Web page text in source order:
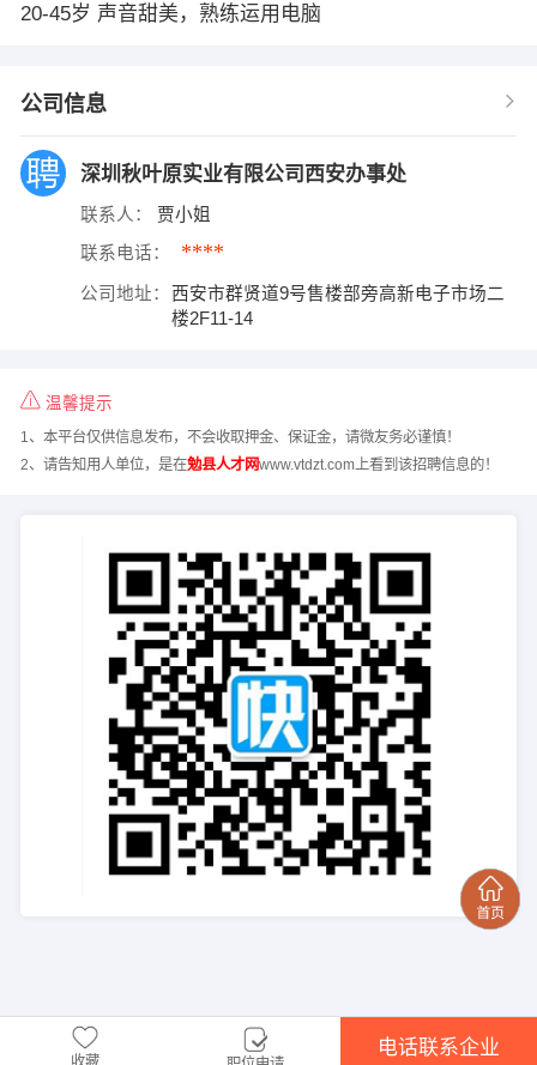
20-45岁 声音甜美，熟练运用电脑
公司信息
深圳秋叶原实业有限公司西安办事处
联系人： 贾小姐
联系电话： ****
公司地址：
西安市群贤道9号售楼部旁高新电子市场二
楼2F11-14
温馨提示
1、本平台仅供信息发布，不会收取押金、保证金，请微友务必谨慎！
2、请告知用人单位，是在勉县人才网www.vtdzt.com上看到该招聘信息的！
电话联系企业